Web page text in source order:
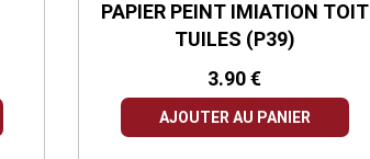
PAPIER PEINT IMIATION TOIT
TUILES (P39)
3.90 €
AJOUTER AU PANIER